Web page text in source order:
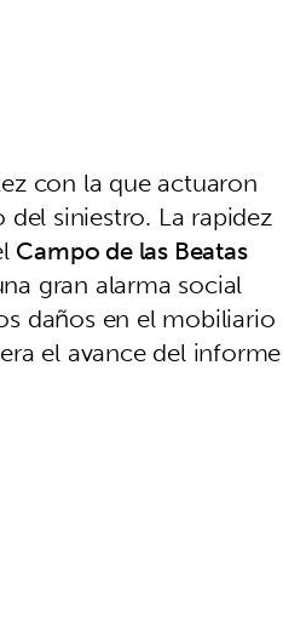
con la que actuaron
siniestro. La rapidez
Campo de las Beatas
gran alarma social
daños en el mobiliario
el avance del informe